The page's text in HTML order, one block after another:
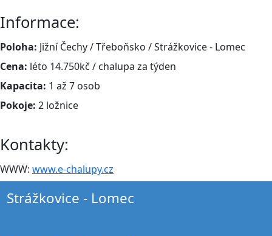
Informace:
Poloha: Jižní Čechy / Třeboňsko / Strážkovice - Lomec
Cena: léto 14.750kč / chalupa za týden
Kapacita: 1 až 7 osob
Pokoje: 2 ložnice
Kontakty:
WWW: www.e-chalupy.cz
Strážkovice - Lomec